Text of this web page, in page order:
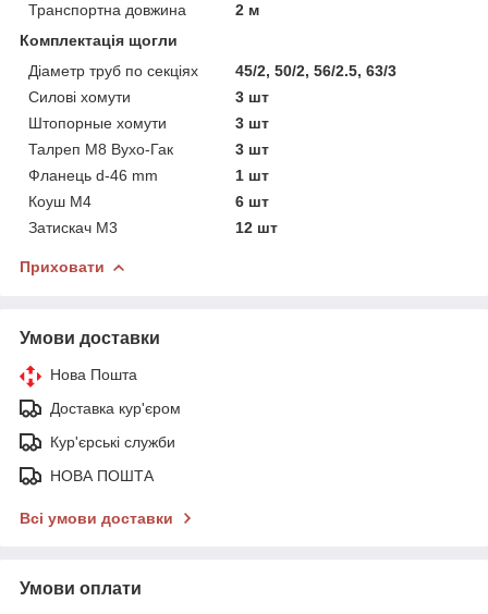
Транспортна довжина
2 м
Комплектація щогли
Діаметр труб по секціях
45/2, 50/2, 56/2.5, 63/3
Силові хомути
3 шт
Штопорные хомути
3 шт
Талреп М8 Вухо-Гак
3 шт
Фланець d-46 mm
1 шт
Коуш М4
6 шт
Затискач М3
12 шт
Приховати
Умови доставки
Нова Пошта
Доставка кур'єром
Кур'єрські служби
НОВА ПОШТА
Всі умови доставки
Умови оплати